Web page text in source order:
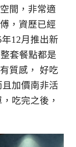
間，非常適
，資歷已經
12月推出新
套餐點都是
質感， 好吃
加價南非活
吃完之後，